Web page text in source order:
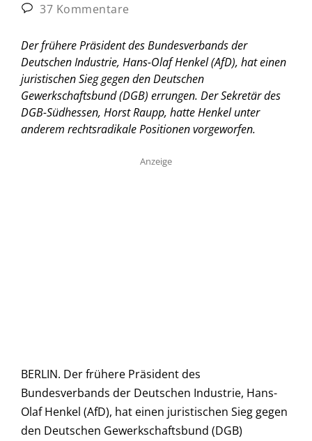
37 Kommentare
Der frühere Präsident des Bundesverbands der
Deutschen Industrie, Hans-Olaf Henkel (AfD), hat einen
juristischen Sieg gegen den Deutschen
Gewerkschaftsbund (DGB) errungen. Der Sekretär des
DGB-Südhessen, Horst Raupp, hatte Henkel unter
anderem rechtsradikale Positionen vorgeworfen.
Anzeige
BERLIN. Der frühere Präsident des
Bundesverbands der Deutschen Industrie, Hans-
Olaf Henkel (AfD), hat einen juristischen Sieg gegen
den Deutschen Gewerkschaftsbund (DGB)